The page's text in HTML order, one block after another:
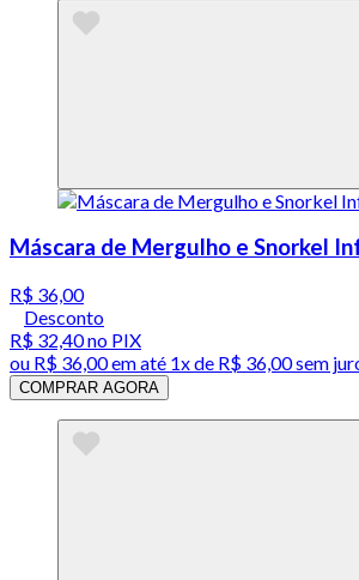
Máscara de Mergulho e Snorkel
R$ 36,00
Desconto
R$ 32,40no PIX
ou R$ 36,00em até 1x de R$ 36,00sem
COMPRAR AGORA